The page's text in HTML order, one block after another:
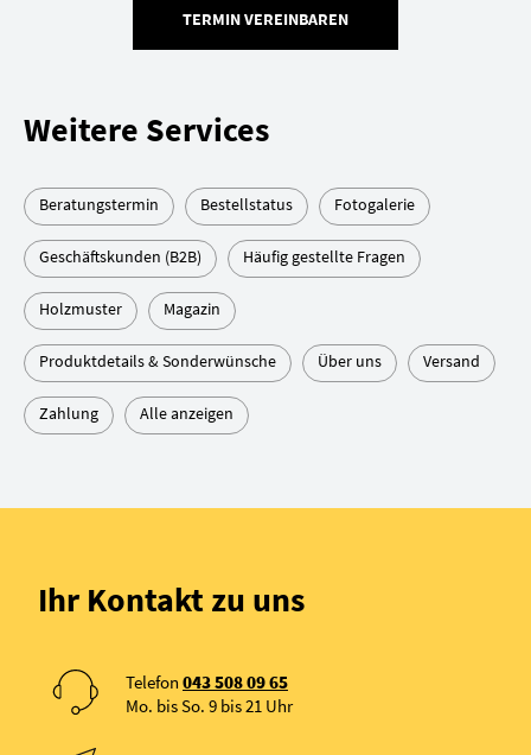
TERMIN VEREINBAREN
Weitere Services
Beratungstermin Bestellstatus Fotogalerie
Geschäftskunden (B2B) Häufig gestellte Fragen
Holzmuster Magazin
Produktdetails & Sonderwünsche Über uns Versand
Zahlung Alle anzeigen
Ihr Kontakt zu uns
Telefon 043 508 09 65
Mo. bis So. 9 bis 21 Uhr